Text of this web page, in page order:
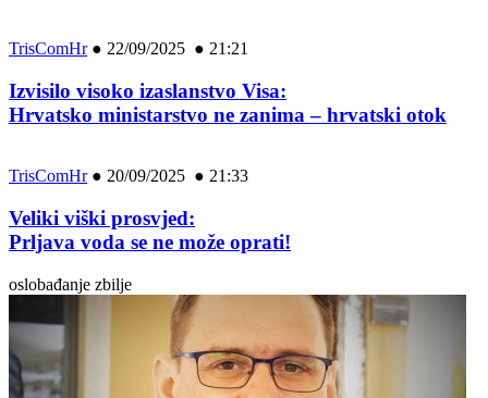
TrisComHr● 22/09/2025 ● 21:21
Izvisilo visoko izaslanstvo Visa:
Hrvatsko ministarstvo ne zanima – hrvatski otok
TrisComHr● 20/09/2025 ● 21:33
Veliki viški prosvjed:
Prljava voda se ne može oprati!
oslobađanje zbilje